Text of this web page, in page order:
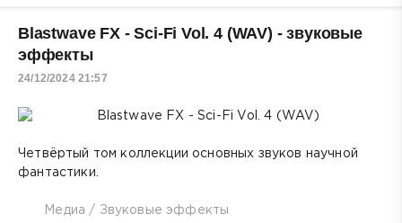
Blastwave FX - Sci-Fi Vol. 4 (WAV) - звуковые
эффекты
24/12/2024 21:57
Четвёртый том коллекции основных звуков научной
фантастики.
Медиа / Звуковые эффекты